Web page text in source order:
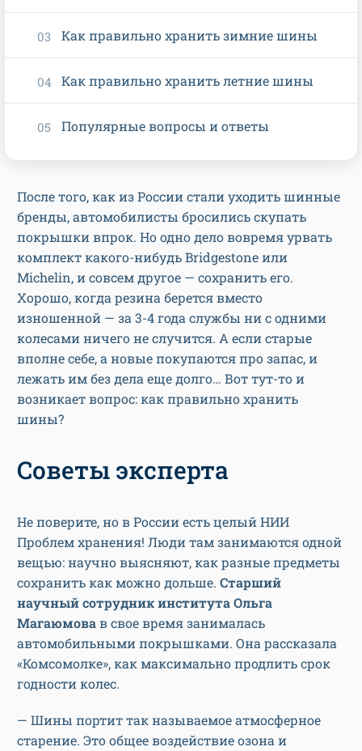
После того, как из России стали уходить шинные
бренды, автомобилисты бросились скупать
покрышки впрок. Но одно дело вовремя урвать
комплект какого-нибудь Bridgestone или
Michelin, и совсем другое — сохранить его.
Хорошо, когда резина берется вместо
изношенной — за 3-4 года службы ни с одними
колесами ничего не случится. А если старые
вполне себе, а новые покупаются про запас, и
лежать им без дела еще долго… Вот тут-то и
возникает вопрос: как правильно хранить
шины?
Советы эксперта
Не поверите, но в России есть целый НИИ
Проблем хранения! Люди там занимаются одной
вещью: научно выясняют, как разные предметы
сохранить как можно дольше. Старший
научный сотрудник института Ольга
Магаюмовав свое время занималась
автомобильными покрышками. Она рассказала
«Комсомолке», как максимально продлить срок
годности колес.
— Шины портит так называемое атмосферное
старение. Это общее воздействие озона и
Как правильно хранить зимние шины
Как правильно хранить летние шины
Популярные вопросы и ответы